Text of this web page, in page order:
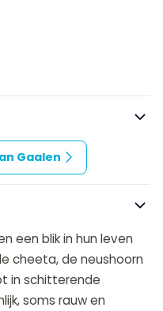
Gaalen
een blik in hun leven
cheeta, de neushoorn
in schitterende
soms rauw en